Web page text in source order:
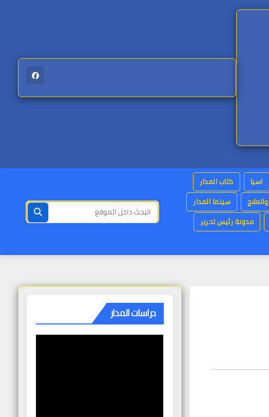
اسيا
كتاب المدار
سينما المدار
مدونة رئيس تحرير
دراسات المدار